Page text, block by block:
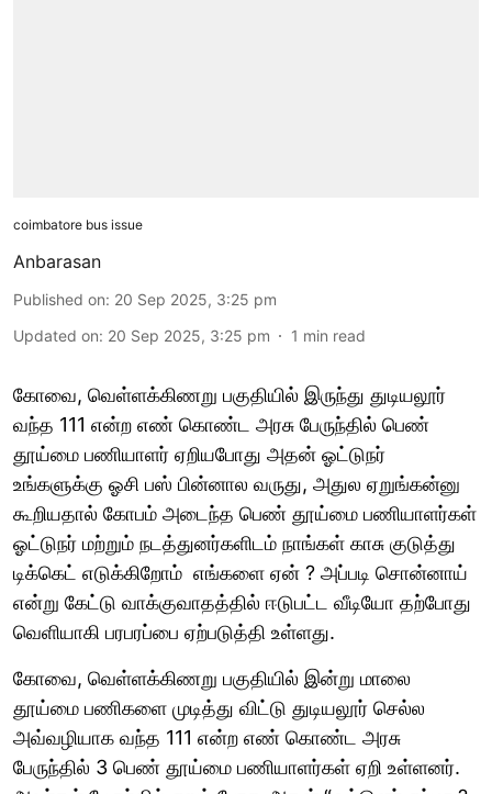
coimbatore bus issue
Anbarasan
Published on: 20 Sep 2025, 3:25 pm
Updated on: 20 Sep 2025, 3:25 pm 1 min read
கோவை, வெள்ளக்கிணறு பகுதியில் இருந்து துடியலூர்
வந்த 111 என்ற எண் கொண்ட அரசு பேருந்தில் பெண்
தூய்மை பணியாளர் ஏறியபோது அதன் ஓட்டுநர்
உங்களுக்கு ஓசி பஸ் பின்னால வருது, அதுல ஏறுங்கன்னு
கூறியதால் கோபம் அடைந்த பெண் தூய்மை பணியாளர்கள்
ஓட்டுநர் மற்றும் நடத்துனர்களிடம் நாங்கள் காசு குடுத்து
டிக்கெட் எடுக்கிறோம் எங்களை ஏன் ? அப்படி சொன்னாய்
என்று கேட்டு வாக்குவாதத்தில் ஈடுபட்ட வீடியோ தற்போது
வெளியாகி பரபரப்பை ஏற்படுத்தி உள்ளது.
கோவை, வெள்ளக்கிணறு பகுதியில் இன்று மாலை
தூய்மை பணிகளை முடித்து விட்டு துடியலூர் செல்ல
அவ்வழியாக வந்த 111 என்ற எண் கொண்ட அரசு
பேருந்தில் 3 பெண் தூய்மை பணியாளர்கள் ஏறி உள்ளனர்.